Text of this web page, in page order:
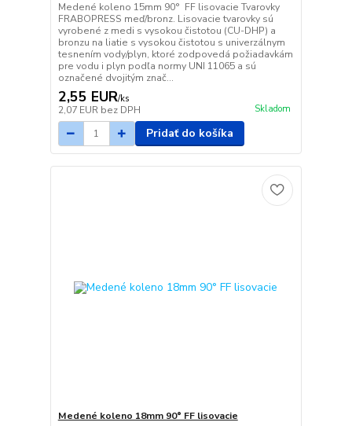
Medené koleno 15mm 90° FF lisovacie Tvarovky
FRABOPRESS meď/bronz. Lisovacie tvarovky sú
vyrobené z medi s vysokou čistotou (CU-DHP) a
bronzu na liatie s vysokou čistotou s univerzálnym
tesnením vody/plyn, ktoré zodpovedá požiadavkám
pre vodu i plyn podľa normy UNI 11065 a sú
označené dvojitým znač...
2,55 EUR/ks
2,07 EUR bez DPH Skladom
Pridať do košíka
Medené koleno 18mm 90° FF lisovacie